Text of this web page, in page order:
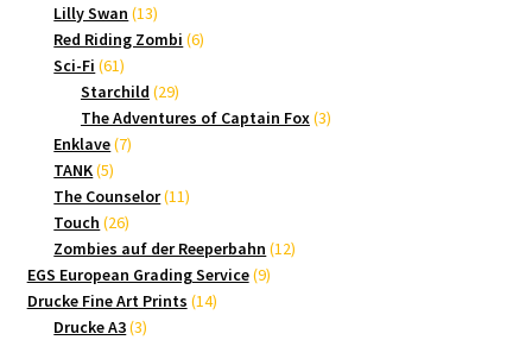
Lilly Swan 1313
Produkte
Red Riding Zombi 66
Sci-Fi 6161
Produkte
Starchild 2929
Produkte
The Adventures of Captain Fox 33
Enklave 77
TANK 55
Produkte
The Counselor 1111
Touch 2626
Produkte
Zombies auf der Reeperbahn 1212
EGS European Grading Service 99
Drucke Fine Art Prints 1414
Drucke A3 33